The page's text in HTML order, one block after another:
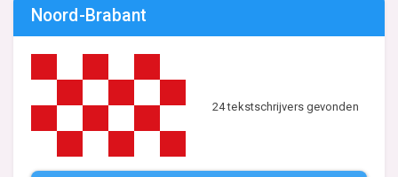
Noord-Brabant
24 tekstschrijvers gevonden